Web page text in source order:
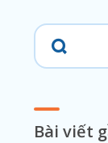
Bài viết